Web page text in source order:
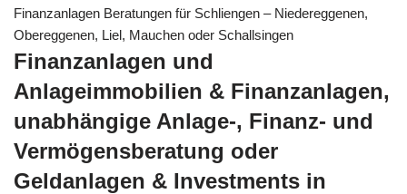
Finanzanlagen Beratungen für Schliengen – Niedereggenen,
Obereggenen, Liel, Mauchen oder Schallsingen
Finanzanlagen und
Anlageimmobilien & Finanzanlagen,
unabhängige Anlage-, Finanz- und
Vermögensberatung oder
Geldanlagen & Investments in